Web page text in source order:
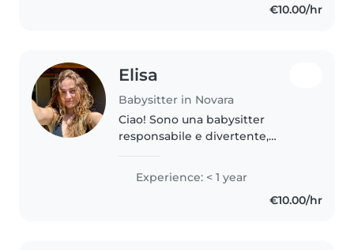
€10.00/hr
Elisa
Babysitter in Novara
Ciao! Sono una babysitter
responsabile e divertente,
tuoi bambini. Studio economia
aziendale e adoro leggere, fare
lavoretti e musica. Sono comoda
Experience: < 1 year
€10.00/hr